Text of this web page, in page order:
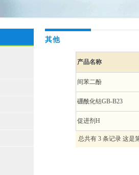
其他
产品名称
间苯二酚
硼酰化钴GB-B23
促进剂H
总共有 3 条记录 这是